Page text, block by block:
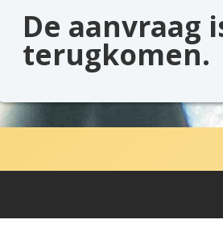
De aanvraag
terugkomen.